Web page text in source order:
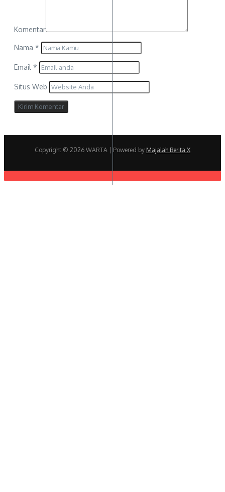
Komentar
Nama *
Email *
Situs Web
Copyright © 2026 WARTA | Powered by Majalah Berita X